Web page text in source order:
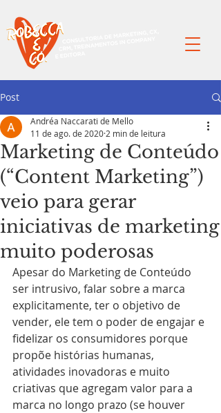
Post
Marketing de Conteúdo
(“Content Marketing”)
veio para gerar
iniciativas de marketing
muito poderosas
Andréa Naccarati de Mello
11 de ago. de 2020 2 min de leitura
Apesar do Marketing de Conteúdo
ser intrusivo, falar sobre a marca
explicitamente, ter o objetivo de
vender, ele tem o poder de engajar e
fidelizar os consumidores porque
propõe histórias humanas,
atividades inovadoras e muito
criativas que agregam valor para a
marca no longo prazo (se houver